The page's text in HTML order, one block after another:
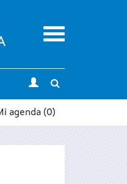
Menu
search
agenda (0)